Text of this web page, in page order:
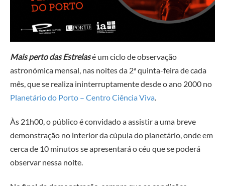
Mais perto das Estrelasé um ciclo de observação
astronómica mensal, nas noites da 2ª quinta-feira de cada
mês, que se realiza ininterruptamente desde o ano 2000 no
Planetário do Porto – Centro Ciência Viva.
Às 21h00, o público é convidado a assistir a uma breve
demonstração no interior da cúpula do planetário, onde em
cerca de 10 minutos se apresentará o céu que se poderá
observar nessa noite.